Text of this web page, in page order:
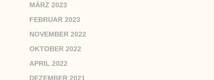
MÄRZ 2023
FEBRUAR 2023
NOVEMBER 2022
OKTOBER 2022
APRIL 2022
DEZEMBER 2021